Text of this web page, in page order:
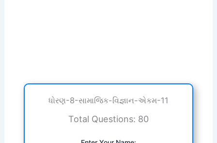
ધોરણ-8-સામાજિક-વિજ્ઞાન-એકમ-11
Total Questions: 80